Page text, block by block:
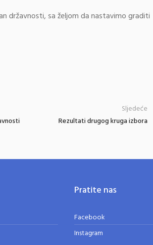
državnosti, sa željom da nastavimo graditi
Rezultati drugog kruga izbora
Sljedeće
Pratite nas
Facebook
Instagram